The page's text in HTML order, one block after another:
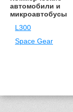
автомобили и
микроавтобусы
L300
Space Gear